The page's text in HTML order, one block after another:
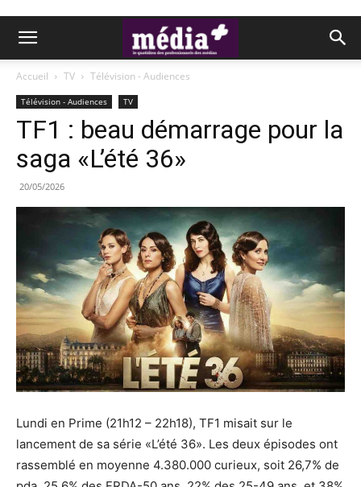
Accueil TV Télévision - Audiences
Télévision - Audiences TV
TF1 : beau démarrage pour la
saga «L’été 36»
20/05/2026
Lundi en Prime (21h12 – 22h18), TF1 misait sur le
lancement de sa série «L’été 36». Les deux épisodes ont
rassemblé en moyenne 4.380.000 curieux, soit 26,7% de